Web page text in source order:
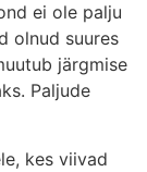
ei ole palju
olnud suures
järgmise
Paljude
kes viivad